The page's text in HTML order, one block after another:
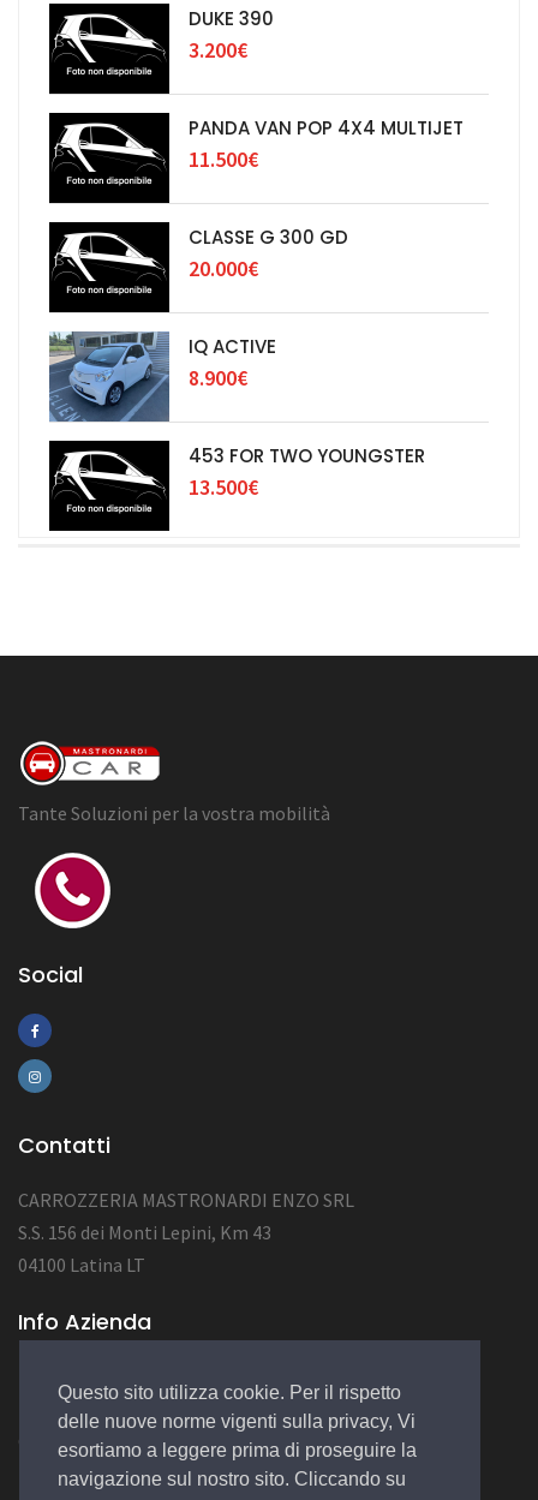
Questo sito utilizza cookie. Per il rispetto
delle nuove norme vigenti sulla privacy, Vi
esortiamo a leggere prima di proseguire la
navigazione sul nostro sito. Cliccando su
DUKE 390
3.200€
PANDA VAN POP 4X4 MULTIJET
11.500€
CLASSE G 300 GD
20.000€
IQ ACTIVE
8.900€
453 FOR TWO YOUNGSTER
13.500€
Tante Soluzioni per la vostra mobilità
Social
Contatti
CARROZZERIA MASTRONARDI ENZO SRL
S.S. 156 dei Monti Lepini, Km 43
04100 Latina LT
Info Azienda
NUM.REA LT-152422
CAP.SOC. 10.000,00 EURO